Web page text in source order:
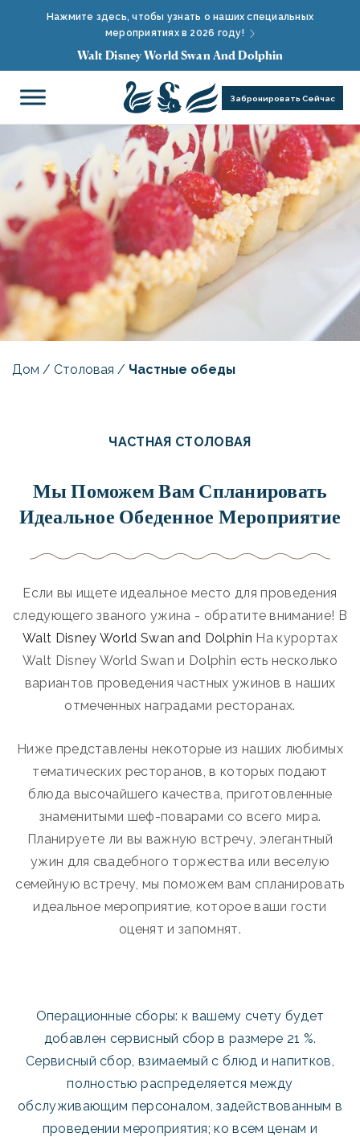
Нажмите здесь, чтобы узнать о наших специальных
мероприятиях в 2026 году!
Walt Disney World Swan And Dolphin
Забронировать Сейчас
Дом / Столовая / Частные обеды
ЧАСТНАЯ СТОЛОВАЯ
Мы Поможем Вам Спланировать
Идеальное Обеденное Мероприятие
Если вы ищете идеальное место для проведения
следующего званого ужина - обратите внимание! В
Walt Disney World Swan and Dolphin На курортах
Walt Disney World Swan и Dolphin есть несколько
вариантов проведения частных ужинов в наших
отмеченных наградами ресторанах.
Ниже представлены некоторые из наших любимых
тематических ресторанов, в которых подают
блюда высочайшего качества, приготовленные
знаменитыми шеф-поварами со всего мира.
Планируете ли вы важную встречу, элегантный
ужин для свадебного торжества или веселую
семейную встречу, мы поможем вам спланировать
идеальное мероприятие, которое ваши гости
оценят и запомнят.
Операционные сборы: к вашему счету будет
добавлен сервисный сбор в размере 21 %.
Сервисный сбор, взимаемый с блюд и напитков,
полностью распределяется между
обслуживающим персоналом, задействованным в
проведении мероприятия; ко всем ценам и